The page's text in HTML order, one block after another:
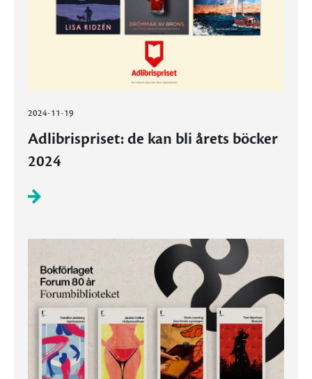
2024-11-19
Adlibrispriset: de kan bli årets böcker
2024